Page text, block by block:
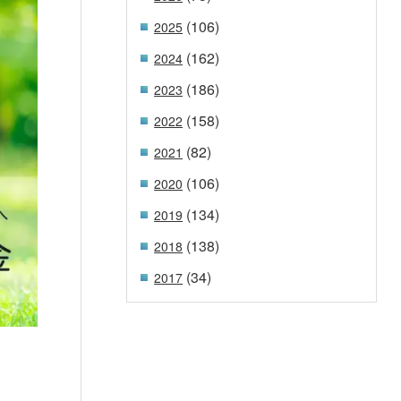
2025 (106)
2024 (162)
2023 (186)
2022 (158)
2021 (82)
2020 (106)
2019 (134)
2018 (138)
2017 (34)